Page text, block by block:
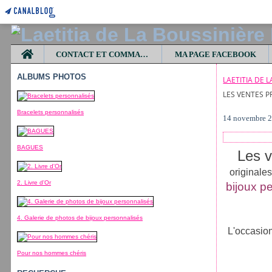
Home
CONTACT ET COMMANDES MA PAGE FACEBOOK
ALBUMS PHOTOS
Bracelets personnalisés
BAGUES
2. Livre d'Or
4. Galerie de photos de bijoux personnalisés
Pour nos hommes chéris
LAETITIA DE
LES VENTES
14 novembre
Les
bijoux